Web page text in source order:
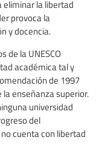
eliminar la libertad
provoca la
y docencia.
de la UNESCO
académica tal y
de 1997
enseñanza superior.
universidad
del
cuenta con libertad